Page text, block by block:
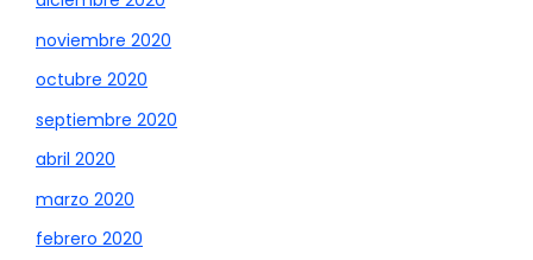
noviembre 2020
octubre 2020
septiembre 2020
abril 2020
marzo 2020
febrero 2020